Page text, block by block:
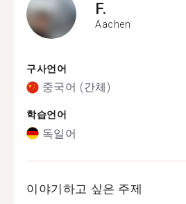
F.
Aachen
구사언어
중국어 (간체)
학습언어
독일어
이야기하고 싶은 주제